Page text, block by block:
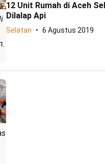
12 Unit Rumah di Aceh
Dilalap Api
Selatan 6 Agustus 2019